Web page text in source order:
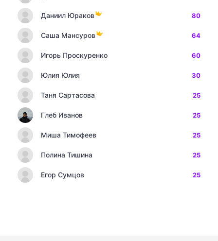
Даниил Юраков 80
Саша Мансуров 64
Игорь Проскуренко 60
Юлия Юлия 30
Таня Сартасова 25
Глеб Иванов 25
Миша Тимофеев 25
Полина Тишина 25
Егор Сумцов 25